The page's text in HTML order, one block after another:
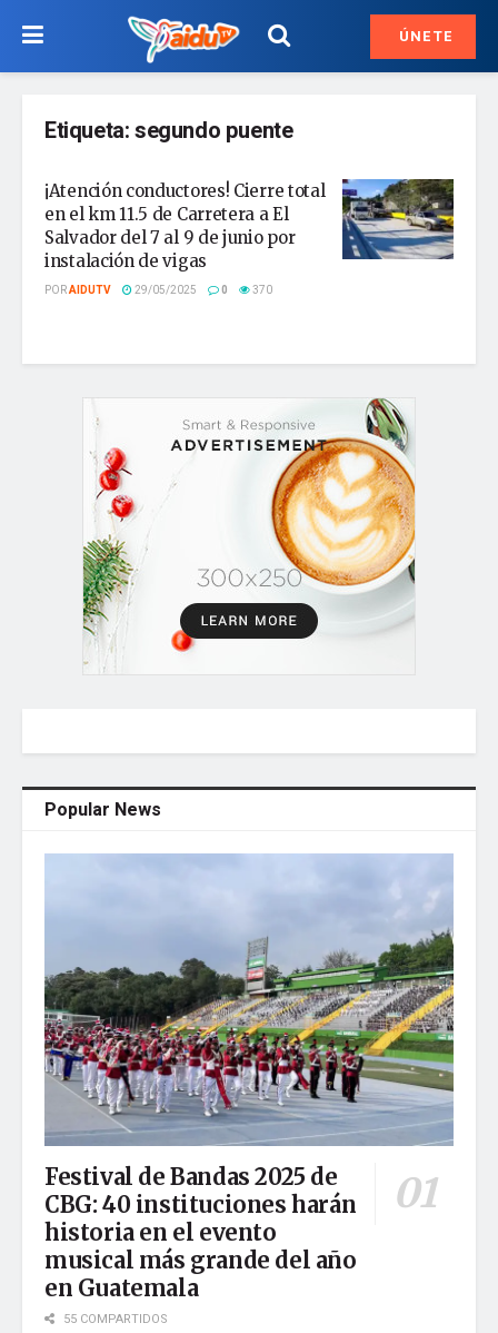
ÚNETE
Etiqueta:segundo puente
¡Atención conductores! Cierre total
en el km 11.5 de Carretera a El
Salvador del 7 al 9 de junio por
instalación de vigas
PORAIDUTV 29/05/2025 0 370
Popular News
Festival de Bandas 2025 de
CBG: 40 instituciones harán
historia en el evento
musical más grande del año
en Guatemala
55 COMPARTIDOS